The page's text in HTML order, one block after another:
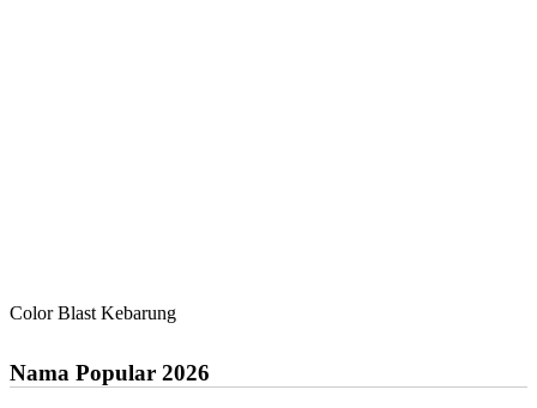
Color Blast Kebarung
Nama Popular 2026